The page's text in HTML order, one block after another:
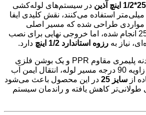
در سیستم‌های لوله‌کشی
که از لوله‌های سایز 25 میلی‌متر استفاده می‌کنند، نقش کلیدی ایفا
مواردی طراحی شده که مسیر اصلی
لوله‌کشی با لوله سایز 25 انجام شده، اما خروجی نهایی برای نصب
نیاز به رزوه استاندارد 1/2 اینچ دارد.
این محصول با ترکیب بدنه پلیمری مقاوم PPR و یک بوشن فلزی
مرغوب، علاوه بر تغییر زاویه 90 درجه مسیر لوله، انتقال ایمن آب
از سایز 25
در این محصول باعث می‌شود
کاهش یافته و راندمان سیستم